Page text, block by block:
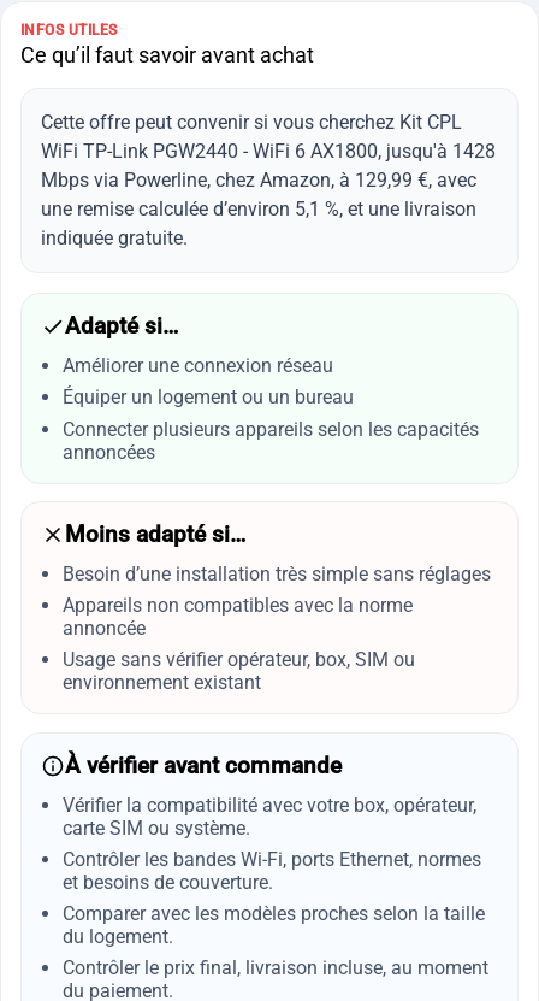
INFOS UTILES
Ce qu’il faut savoir avant achat
Cette offre peut convenir si vous cherchez Kit CPL
WiFi TP-Link PGW2440 - WiFi 6 AX1800, jusqu'à 1428
Mbps via Powerline, chez Amazon, à 129,99 €, avec
une remise calculée d’environ 5,1 %, et une livraison
indiquée gratuite.
Adapté si…
Améliorer une connexion réseau
Équiper un logement ou un bureau
Connecter plusieurs appareils selon les capacités
annoncées
Moins adapté si…
Besoin d’une installation très simple sans réglages
Appareils non compatibles avec la norme
annoncée
Usage sans vérifier opérateur, box, SIM ou
environnement existant
À vérifier avant commande
Vérifier la compatibilité avec votre box, opérateur,
carte SIM ou système.
Contrôler les bandes Wi-Fi, ports Ethernet, normes
et besoins de couverture.
Comparer avec les modèles proches selon la taille
du logement.
Contrôler le prix final, livraison incluse, au moment
du paiement.